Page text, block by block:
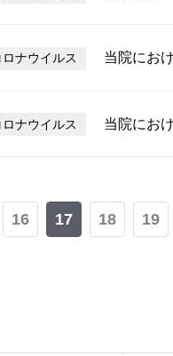
ナウイルス 当院にお
ナウイルス 当院にお
16 17 18 19